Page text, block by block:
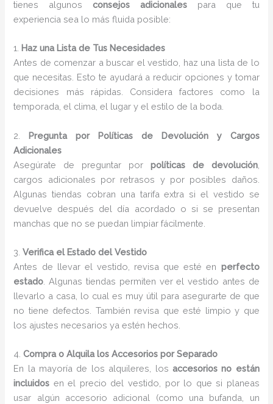
tienes algunosconsejos adicionales para que tu
experiencia sea lo más fluida posible:
1. Haz una Lista de Tus Necesidades
Antes de comenzar a buscar el vestido, haz una lista de lo
que necesitas. Esto te ayudará a reducir opciones y tomar
decisiones más rápidas. Considera factores como la
temporada, el clima, el lugar y el estilo de la boda.
2. Pregunta por Políticas de Devolución y Cargos
Adicionales
Asegúrate de preguntar por políticas de devolución,
cargos adicionales por retrasos y por posibles daños.
Algunas tiendas cobran una tarifa extra si el vestido se
devuelve después del día acordado o si se presentan
manchas que no se puedan limpiar fácilmente.
3.Verifica el Estado del Vestido
Antes de llevar el vestido, revisa que esté en perfecto
estado . Algunas tiendas permiten ver el vestido antes de
llevarlo a casa, lo cual es muy útil para asegurarte de que
no tiene defectos. También revisa que esté limpio y que
los ajustes necesarios ya estén hechos.
4.Compra o Alquila los Accesorios por Separado
En la mayoría de los alquileres, los accesorios no están
incluidos en el precio del vestido, por lo que si planeas
usar algún accesorio adicional (como una bufanda, un